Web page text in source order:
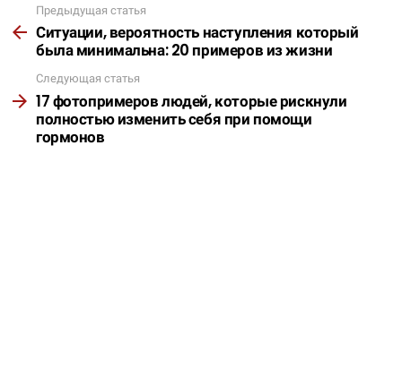
Подробнее
Предыдущая статья
Ситуации, вероятность наступления который
была минимальна: 20 примеров из жизни
Следующая статья
17 фотопримеров людей, которые рискнули
полностью изменить себя при помощи
гормонов